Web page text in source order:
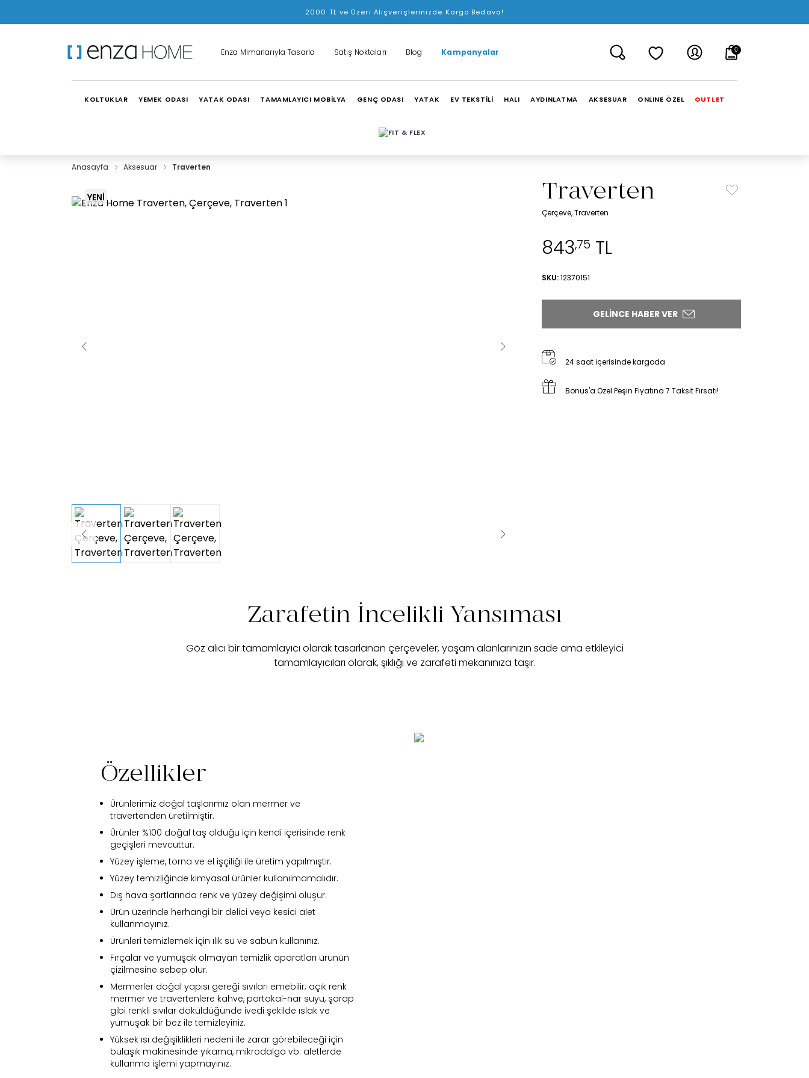
2000 TL ve Üzeri Alışverişlerinizde Kargo Bedava!
Enza Mimarlarıyla Tasarla Satış Noktaları Blog Kampanyalar 0
KOLTUKLAR YEMEK ODASI YATAK ODASI TAMAMLAYICI MOBİLYA GENÇ ODASI YATAK EV TEKSTİLİ HALI AYDINLATMA AKSESUAR ONLINE ÖZEL OUTLET
Anasayfa Aksesuar Traverten
YENİ Traverten
Çerçeve, Traverten
843,75 TL
SKU: 12370151
GELINCE HABER VER
24 saat içerisinde kargoda
Bonus'a Özel Peşin Fiyatına 7 Taksit Fırsatı!
Find in Store
Zarafetin İncelikli Yansıması
Göz alıcı bir tamamlayıcı olarak tasarlanan çerçeveler, yaşam alanlarınızın sade ama etkileyici
tamamlayıcıları olarak, şıklığı ve zarafeti mekanınıza taşır.
Özellikler
Ürünlerimiz doğal taşlarımız olan mermer ve
travertenden üretilmiştir.
Ürünler %100 doğal taş olduğu için kendi içerisinde renk
geçişleri mevcuttur.
Yüzey işleme, torna ve el işçiliği ile üretim yapılmıştır.
Yüzey temizliğinde kimyasal ürünler kullanılmamalıdır.
Dış hava şartlarında renk ve yüzey değişimi oluşur.
Ürün üzerinde herhangi bir delici veya kesici alet
kullanmayınız.
Ürünleri temizlemek için ılık su ve sabun kullanınız.
Fırçalar ve yumuşak olmayan temizlik aparatları ürünün
çizilmesine sebep olur.
Mermerler doğal yapısı gereği sıvıları emebilir; açık renk
mermer ve travertenlere kahve, portakal-nar suyu, şarap
gibi renkli sıvılar döküldüğünde ivedi şekilde ıslak ve
yumuşak bir bez ile temizleyiniz.
Yüksek ısı değişiklikleri nedeni ile zarar görebileceği için
bulaşık makinesinde yıkama, mikrodalga vb. aletlerde
kullanma işlemi yapmayınız.